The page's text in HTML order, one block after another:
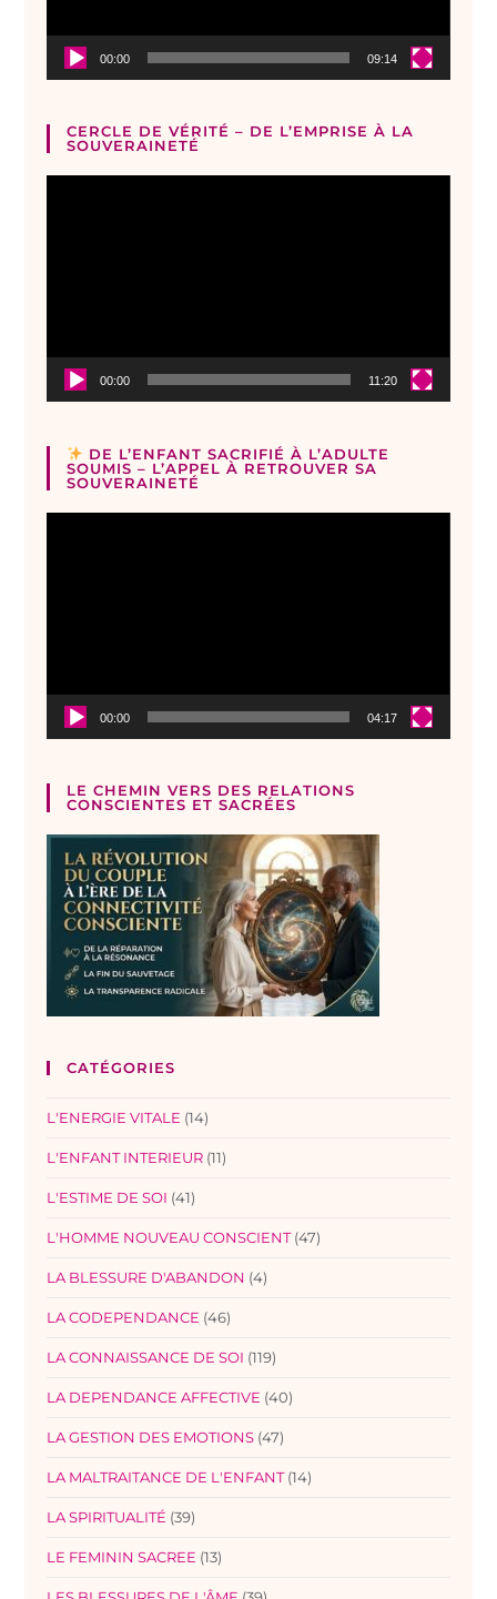
00:00 09:14
CERCLE DE VÉRITÉ – DE L’EMPRISE À LA
SOUVERAINETÉ
00:00 11:20
DE L’ENFANT SACRIFIÉ À L’ADULTE
SOUMIS – L’APPEL À RETROUVER SA
SOUVERAINETÉ
00:00 04:17
LE CHEMIN VERS DES RELATIONS
CONSCIENTES ET SACRÉES
CATÉGORIES
L'ENERGIE VITALE (14)
L'ENFANT INTERIEUR (11)
L'ESTIME DE SOI (41)
L'HOMME NOUVEAU CONSCIENT (47)
LA BLESSURE D'ABANDON (4)
LA CODEPENDANCE (46)
LA CONNAISSANCE DE SOI (119)
LA DEPENDANCE AFFECTIVE (40)
LA GESTION DES EMOTIONS (47)
LA MALTRAITANCE DE L'ENFANT (14)
LA SPIRITUALITÉ (39)
LE FEMININ SACREE (13)